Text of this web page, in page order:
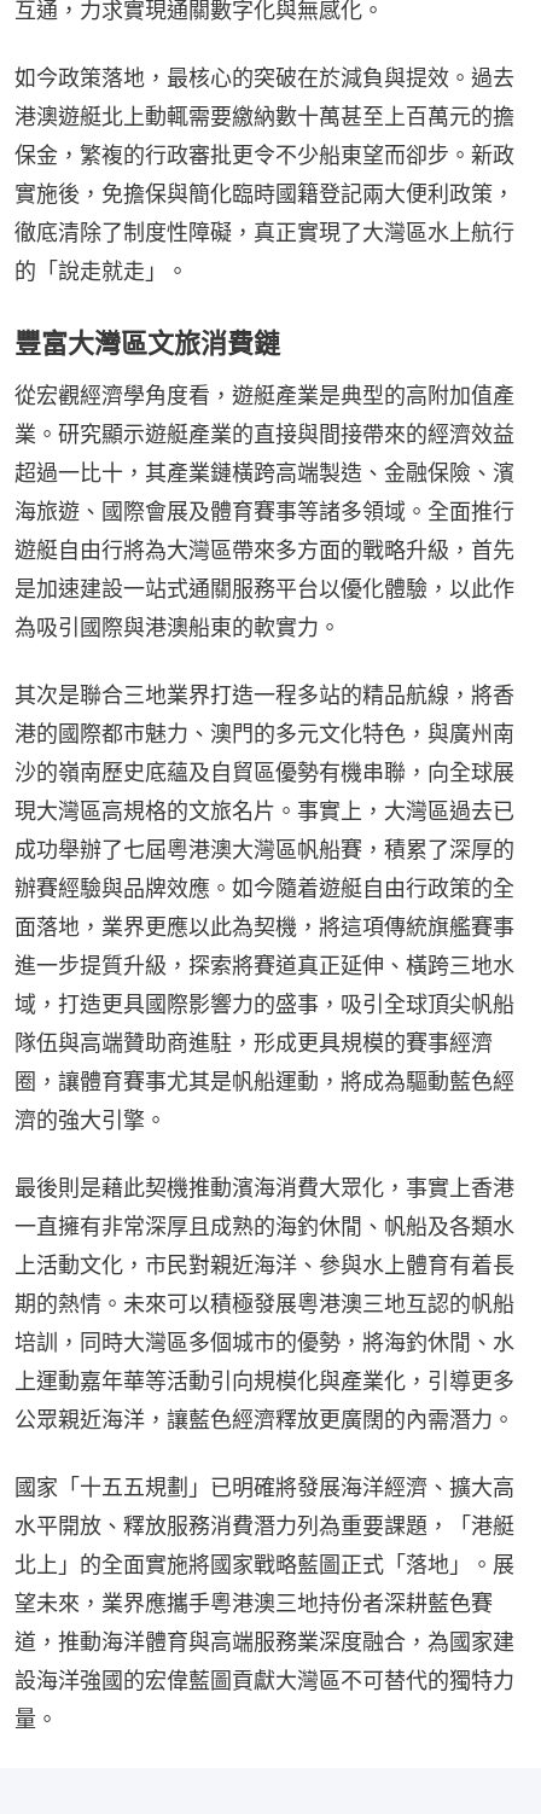
互通，力求實現通關數字化與無感化。
如今政策落地，最核心的突破在於減負與提效。過去
港澳遊艇北上動輒需要繳納數十萬甚至上百萬元的擔
保金，繁複的行政審批更令不少船東望而卻步。新政
實施後，免擔保與簡化臨時國籍登記兩大便利政策，
徹底清除了制度性障礙，真正實現了大灣區水上航行
的「說走就走」。
豐富大灣區文旅消費鏈
從宏觀經濟學角度看，遊艇產業是典型的高附加值產
業。研究顯示遊艇產業的直接與間接帶來的經濟效益
超過一比十，其產業鏈橫跨高端製造、金融保險、濱
海旅遊、國際會展及體育賽事等諸多領域。全面推行
遊艇自由行將為大灣區帶來多方面的戰略升級，首先
是加速建設一站式通關服務平台以優化體驗，以此作
為吸引國際與港澳船東的軟實力。
其次是聯合三地業界打造一程多站的精品航線，將香
港的國際都市魅力、澳門的多元文化特色，與廣州南
沙的嶺南歷史底蘊及自貿區優勢有機串聯，向全球展
現大灣區高規格的文旅名片。事實上，大灣區過去已
成功舉辦了七屆粵港澳大灣區帆船賽，積累了深厚的
辦賽經驗與品牌效應。如今隨着遊艇自由行政策的全
面落地，業界更應以此為契機，將這項傳統旗艦賽事
進一步提質升級，探索將賽道真正延伸、橫跨三地水
域，打造更具國際影響力的盛事，吸引全球頂尖帆船
隊伍與高端贊助商進駐，形成更具規模的賽事經濟
圈，讓體育賽事尤其是帆船運動，將成為驅動藍色經
濟的強大引擎。
最後則是藉此契機推動濱海消費大眾化，事實上香港
一直擁有非常深厚且成熟的海釣休閒、帆船及各類水
上活動文化，市民對親近海洋、參與水上體育有着長
期的熱情。未來可以積極發展粵港澳三地互認的帆船
培訓，同時大灣區多個城市的優勢，將海釣休閒、水
上運動嘉年華等活動引向規模化與產業化，引導更多
公眾親近海洋，讓藍色經濟釋放更廣闊的內需潛力。
國家「十五五規劃」已明確將發展海洋經濟、擴大高
水平開放、釋放服務消費潛力列為重要課題，「港艇
北上」的全面實施將國家戰略藍圖正式「落地」。展
望未來，業界應攜手粵港澳三地持份者深耕藍色賽
道，推動海洋體育與高端服務業深度融合，為國家建
設海洋強國的宏偉藍圖貢獻大灣區不可替代的獨特力
量。